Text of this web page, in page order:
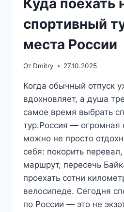
спортивный
места России
От Dmitry 27.10.2025
Когда обычный отпуск
вдохновляет, а душа
самое время выбрать
тур.Россия — огромная
можно не просто
себя: покорить
маршрут, пересечь
проехать сотни
велосипеде. Сегодня
по России — это не